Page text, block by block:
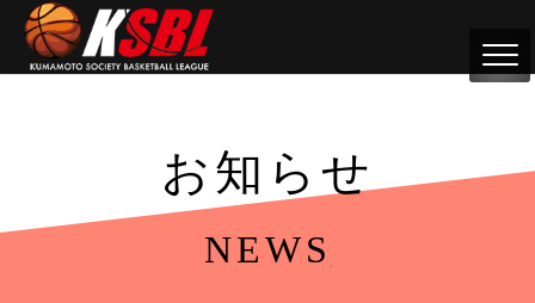
お知らせ
NEWS